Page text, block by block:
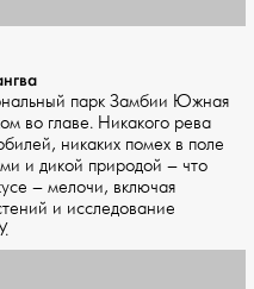
парк Замбии Южная
во главе. Никакого рева
никаких помех в поле
и дикой природой – что
– мелочи, включая
и исследование